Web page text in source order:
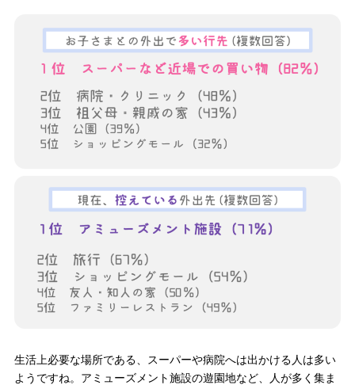
生活上必要な場所である、スーパーや病院へは出かける人は多い
ようですね。アミューズメント施設の遊園地など、人が多く集ま